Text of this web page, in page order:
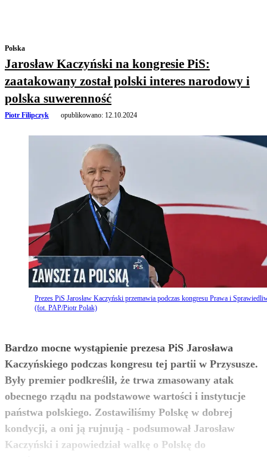
Polska
Jarosław Kaczyński na kongresie PiS:
zaatakowany został polski interes narodowy i
polska suwerenność
Piotr Filipczyk opublikowano: 12.10.2024
Prezes PiS Jarosław Kaczyński przemawia podczas kongresu Prawa i
(fot. PAP/Piotr Polak)
Bardzo mocne wystąpienie prezesa PiS Jarosława
Kaczyńskiego podczas kongresu tej partii w Przysusze.
Były premier podkreślił, że trwa zmasowany atak
obecnego rządu na podstawowe wartości i instytucje
państwa polskiego. Zostawiliśmy Polskę w dobrej
kondycji, a oni ją rujnują - podsumował Jarosław
Kaczyński i zapowiedział walkę o Polskę do
zobacz więcej